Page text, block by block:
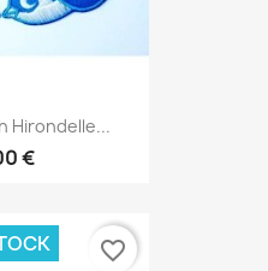
Hirondelle...
€
favorite_border